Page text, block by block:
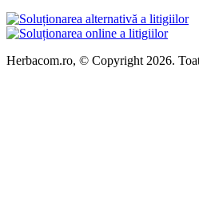
Herbacom.ro, © Copyright 2026.